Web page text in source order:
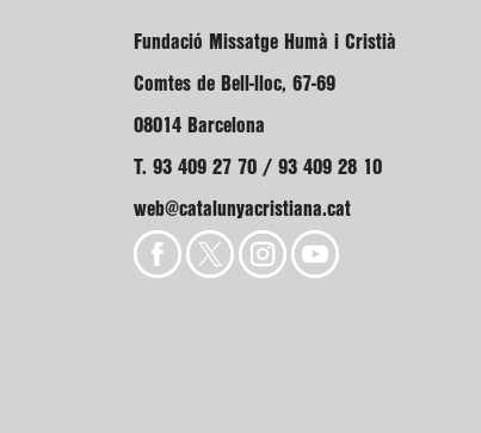
Fundació Missatge Humà i Cristià
Comtes de Bell-lloc, 67-69
08014 Barcelona
T. 93 409 27 70 / 93 409 28 10
web@catalunyacristiana.cat